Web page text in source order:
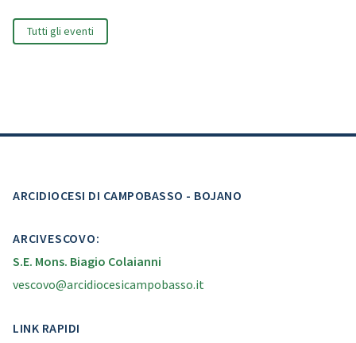
Tutti gli eventi
ARCIDIOCESI DI CAMPOBASSO - BOJANO
ARCIVESCOVO:
S.E. Mons. Biagio Colaianni
vescovo@arcidiocesicampobasso.it
LINK RAPIDI